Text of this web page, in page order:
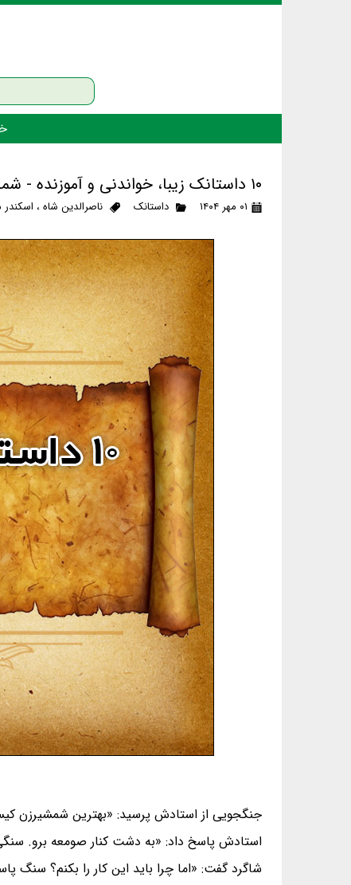
۱۰ داستانک زیبا، خواندنی و آموزنده - شماره‌ی ۴
۰۱ مهر ۱۴۰۴ داستانک ناصرالدین شاه،
جنگجویی از استادش پرسید: «بهترین شمشیرزن
استادش پاسخ داد: «به دشت کنار صومعه برو.
شاگرد گفت: «اما چرا باید این کار را بکنم؟ سنگ